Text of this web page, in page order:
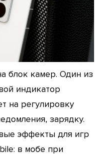
блок камер. Один из
индикатор
на регулировку
зарядку.
эффекты для игр
в мобе при